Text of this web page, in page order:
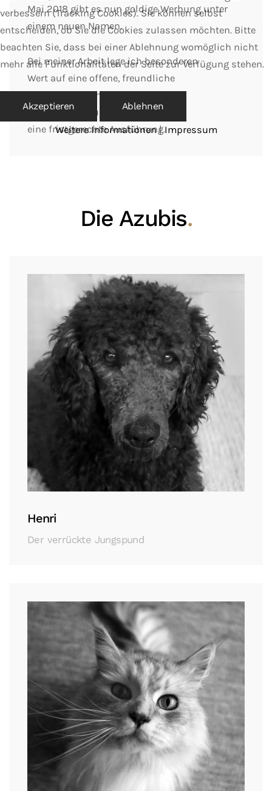
Mai 2018 gibt es nun goldige Werbung unter
einem neuen Namen.
Bei meiner Arbeit lege ich besonderen
Wert auf eine offene, freundliche
Kommunikation, Sorgfalt in der
Projektumsetzung und
eine fristgerechte Ausführung.
Die Azubis.
Henri
Der verrückte Jungspund
verbessern (Tracking Cookies). Sie können selbst
entscheiden, ob Sie die Cookies zulassen möchten. Bitte
beachten Sie, dass bei einer Ablehnung womöglich nicht
mehr alle Funktionalitäten der Seite zur Verfügung stehen.
Akzeptieren Ablehnen
Weitere Informationen|Impressum